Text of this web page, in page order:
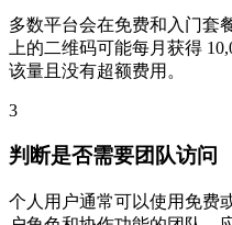
多数平台会在免费和入门套
上的二维码可能每月获得
该量且没有超额费用。
3
判断是否需要团队访问
个人用户通常可以使用免费